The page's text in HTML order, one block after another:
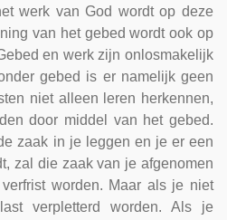
werk van God wordt op deze
van het gebed wordt ook op
en werk zijn onlosmakelijk
gebed is er namelijk geen
niet alleen leren herkennen,
door middel van het gebed.
zaak in je leggen en je er een
zal die zaak van je afgenomen
worden. Maar als je niet
verpletterd worden. Als je